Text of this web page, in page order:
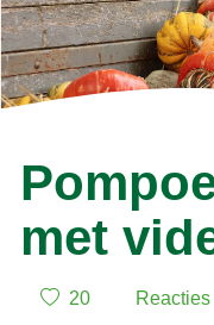
met
20 Reacties